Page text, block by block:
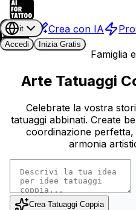
Crea con IA
it
Accedi
Inizia Gratis
Famiglia
Arte Tatuaggi
Celebrate la vostra
tatuaggi abbinati. Create
coordinazione
armonia
Crea Tatuaggi Coppia